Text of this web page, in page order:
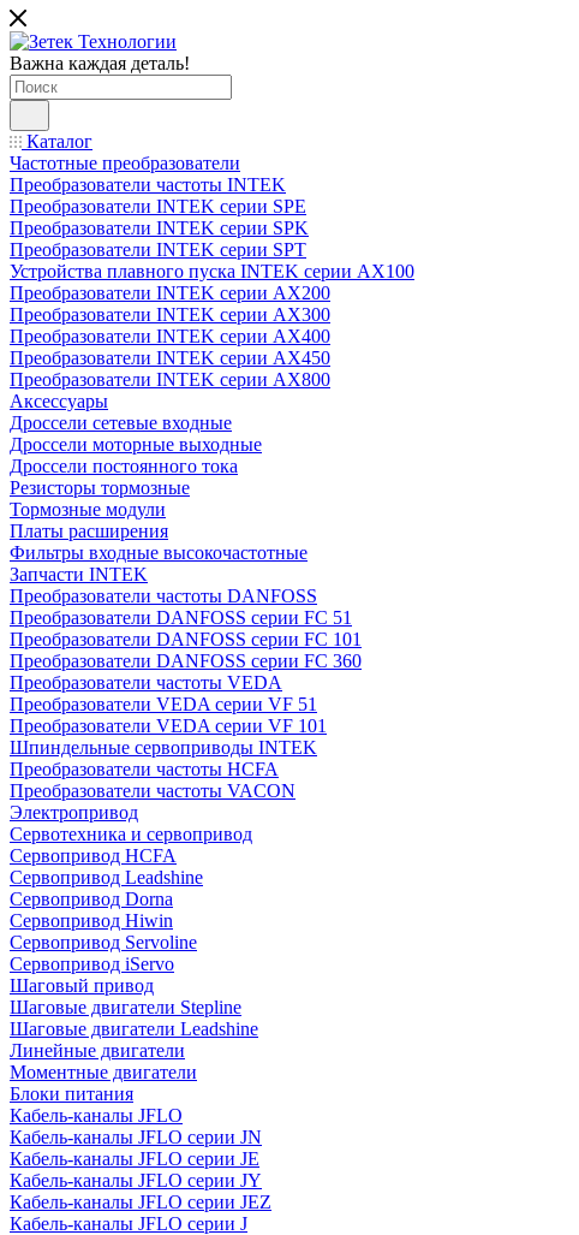
Важна каждая деталь!
Каталог
Частотные преобразователи
Преобразователи частоты INTEK
Преобразователи INTEK серии SPE
Преобразователи INTEK серии SPK
Преобразователи INTEK серии SPT
Устройства плавного пуска INTEK серии AX100
Преобразователи INTEK серии AX200
Преобразователи INTEK серии AX300
Преобразователи INTEK серии AX400
Преобразователи INTEK серии AX450
Преобразователи INTEK серии AX800
Аксессуары
Дроссели сетевые входные
Дроссели моторные выходные
Дроссели постоянного тока
Резисторы тормозные
Тормозные модули
Платы расширения
Фильтры входные высокочастотные
Запчасти INTEK
Преобразователи частоты DANFOSS
Преобразователи DANFOSS серии FC 51
Преобразователи DANFOSS серии FC 101
Преобразователи DANFOSS серии FC 360
Преобразователи частоты VEDA
Преобразователи VEDA серии VF 51
Преобразователи VEDA серии VF 101
Шпиндельные сервоприводы INTEK
Преобразователи частоты HCFA
Преобразователи частоты VACON
Электропривод
Сервотехника и сервопривод
Сервопривод HCFA
Сервопривод Leadshine
Сервопривод Dorna
Сервопривод Hiwin
Сервопривод Servoline
Сервопривод iServo
Шаговый привод
Шаговые двигатели Stepline
Шаговые двигатели Leadshine
Линейные двигатели
Моментные двигатели
Блоки питания
Кабель-каналы JFLO
Кабель-каналы JFLO серии JN
Кабель-каналы JFLO серии JE
Кабель-каналы JFLO серии JY
Кабель-каналы JFLO серии JEZ
Кабель-каналы JFLO серии J